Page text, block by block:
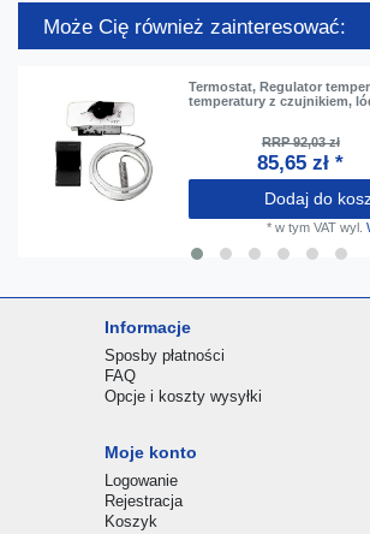
Może Cię również zainteresować:
Termostat, Regulator
temperatury z czujnikiem,
RRP 92,03 zł
85,65 zł *
Dodaj do
* w tym VATwyl.
Informacje
Sposby płatności
FAQ
Opcje i koszty wysyłki
Moje konto
Logowanie
Rejestracja
Koszyk